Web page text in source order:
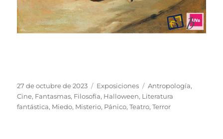
Publicado
el
27 de octubre de 2023 Categorías
Exposiciones Etiquetas
Antropología,
Cine, Fantasmas, Filosofía, Halloween, Literatura
fantástica, Miedo, Misterio, Pánico,Teatro,Terror